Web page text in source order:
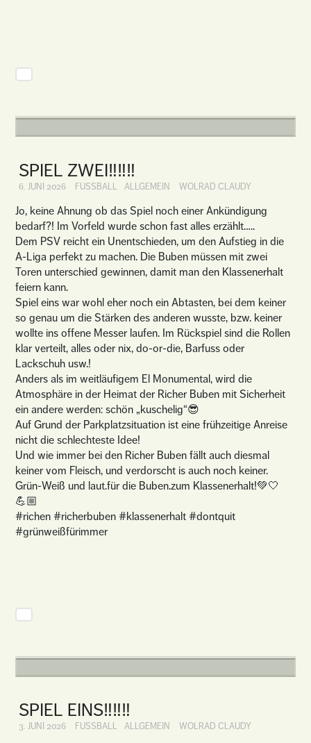
SPIEL ZWEI‼️‼️‼️
6. JUNI 2026 FUSSBALL ALLGEMEIN WOLRAD CLAUDY
Jo, keine Ahnung ob das Spiel noch einer Ankündigung
bedarf?! Im Vorfeld wurde schon fast alles erzählt…..
Dem PSV reicht ein Unentschieden, um den Aufstieg in die
A-Liga perfekt zu machen. Die Buben müssen mit zwei
Toren unterschied gewinnen, damit man den Klassenerhalt
feiern kann.
Spiel eins war wohl eher noch ein Abtasten, bei dem keiner
so genau um die Stärken des anderen wusste, bzw. keiner
wollte ins offene Messer laufen. Im Rückspiel sind die Rollen
klar verteilt, alles oder nix, do-or-die, Barfuss oder
Lackschuh usw.!
Anders als im weitläufigem El Monumental, wird die
Atmosphäre in der Heimat der Richer Buben mit Sicherheit
ein andere werden: schön „kuschelig“😎
Auf Grund der Parkplatzsituation ist eine frühzeitige Anreise
nicht die schlechteste Idee!
Und wie immer bei den Richer Buben fällt auch diesmal
keiner vom Fleisch, und verdorscht is auch noch keiner.
Grün-Weiß und laut.für die Buben.zum Klassenerhalt!💚🤍
💪🏼
#richen #richerbuben #klassenerhalt #dontquit
#grünweißfürimmer
SPIEL EINS‼️‼️‼️
3. JUNI 2026 FUSSBALL ALLGEMEIN WOLRAD CLAUDY